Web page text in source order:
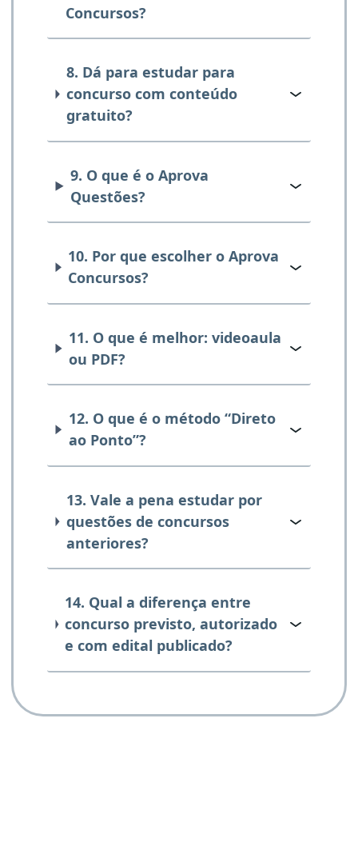
Concursos?
8. Dá para estudar para
concurso com conteúdo
gratuito?
9. O que é o Aprova
Questões?
10. Por que escolher o Aprova
Concursos?
11. O que é melhor: videoaula
ou PDF?
12. O que é o método “Direto
ao Ponto”?
13. Vale a pena estudar por
questões de concursos
anteriores?
14. Qual a diferença entre
concurso previsto, autorizado
e com edital publicado?